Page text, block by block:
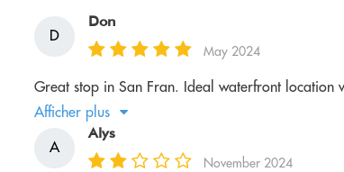
D
Don
May 2024
Great stop in San Fran. Ideal waterfront location
Afficher plus
A
Alys
November 2024